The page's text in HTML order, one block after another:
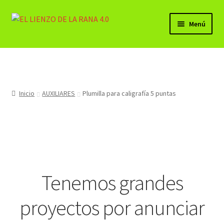
Ir
Ir
Menú
BELLAS ARTES (PRODUCTOS)
Contacto
Sala LA CHARCA
Inicio AUXILIARES Plumilla para caligrafía 5 puntas
Tenemos grandes
proyectos por anunciar